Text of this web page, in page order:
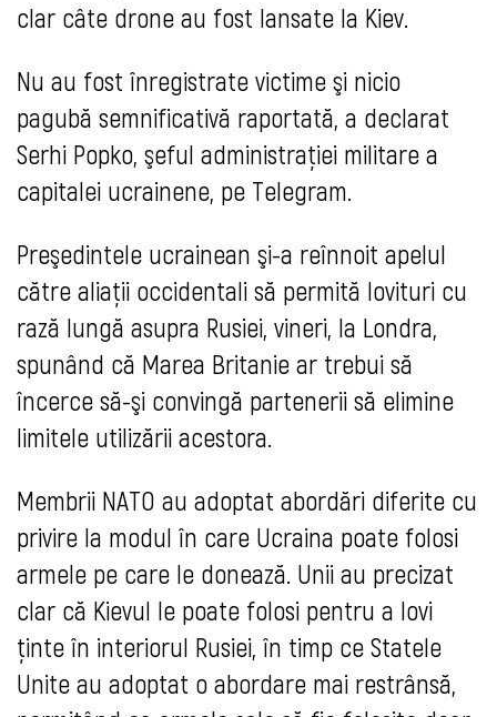
clar câte drone au fost lansate la Kiev.
Nu au fost înregistrate victime şi nicio
pagubă semnificativă raportată, a declarat
Serhi Popko, şeful administraţiei militare a
capitalei ucrainene, pe Telegram.
Preşedintele ucrainean şi-a reînnoit apelul
către aliaţii occidentali să permită lovituri cu
rază lungă asupra Rusiei, vineri, la Londra,
spunând că Marea Britanie ar trebui să
încerce să-şi convingă partenerii să elimine
limitele utilizării acestora.
Membrii NATO au adoptat abordări diferite cu
privire la modul în care Ucraina poate folosi
armele pe care le donează. Unii au precizat
clar că Kievul le poate folosi pentru a lovi
ţinte în interiorul Rusiei, în timp ce Statele
Unite au adoptat o abordare mai restrânsă,